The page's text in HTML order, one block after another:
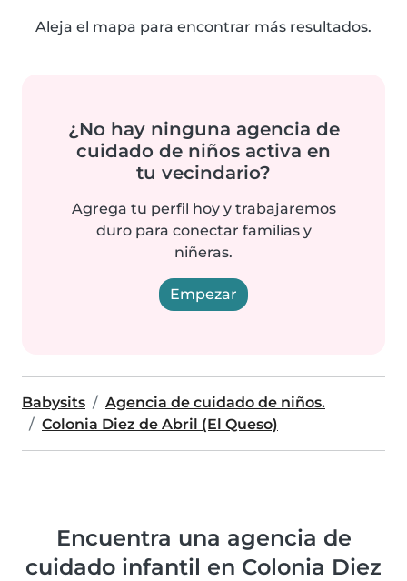
Aleja el mapa para encontrar más resultados.
¿No hay ninguna agencia de
cuidado de niños activa en
tu vecindario?
Agrega tu perfil hoy y trabajaremos
duro para conectar familias y
niñeras.
Empezar
Babysits
Agencia de cuidado de niños.
Colonia Diez de Abril (El Queso)
Encuentra una agencia de
cuidado infantil en Colonia Diez